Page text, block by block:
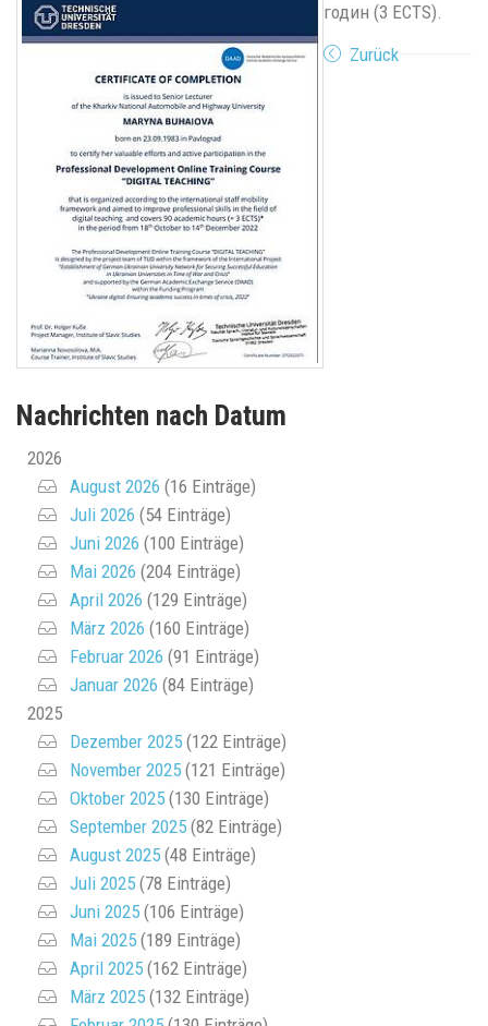
годин (3 ECTS).
Zurück
Nachrichten nach Datum
2026
August 2026 (16 Einträge)
Juli 2026 (54 Einträge)
Juni 2026 (100 Einträge)
Mai 2026 (204 Einträge)
April 2026 (129 Einträge)
März 2026 (160 Einträge)
Februar 2026 (91 Einträge)
Januar 2026 (84 Einträge)
2025
Dezember 2025 (122 Einträge)
November 2025 (121 Einträge)
Oktober 2025 (130 Einträge)
September 2025 (82 Einträge)
August 2025 (48 Einträge)
Juli 2025 (78 Einträge)
Juni 2025 (106 Einträge)
Mai 2025 (189 Einträge)
April 2025 (162 Einträge)
März 2025 (132 Einträge)